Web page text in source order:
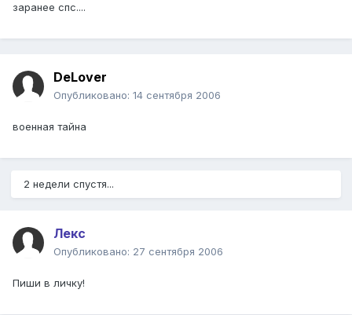
заранее спс....
DeLover
Опубликовано: 14 сентября 2006
военная тайна
2 недели спустя...
Лекс
Опубликовано: 27 сентября 2006
Пиши в личку!